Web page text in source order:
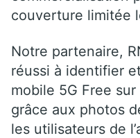
couverture limitée
Notre partenaire,
réussi à identifier
mobile 5G Free sur
grâce aux photos
les utilisateurs de